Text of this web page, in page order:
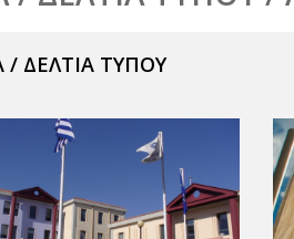
/ ΔΕΛΤΙΑ ΤΥΠΟΥ